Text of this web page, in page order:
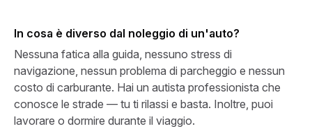
In cosa è diverso dal noleggio di un'auto?
Nessuna fatica alla guida, nessuno stress di
navigazione, nessun problema di parcheggio e nessun
costo di carburante. Hai un autista professionista che
conosce le strade — tu ti rilassi e basta. Inoltre, puoi
lavorare o dormire durante il viaggio.